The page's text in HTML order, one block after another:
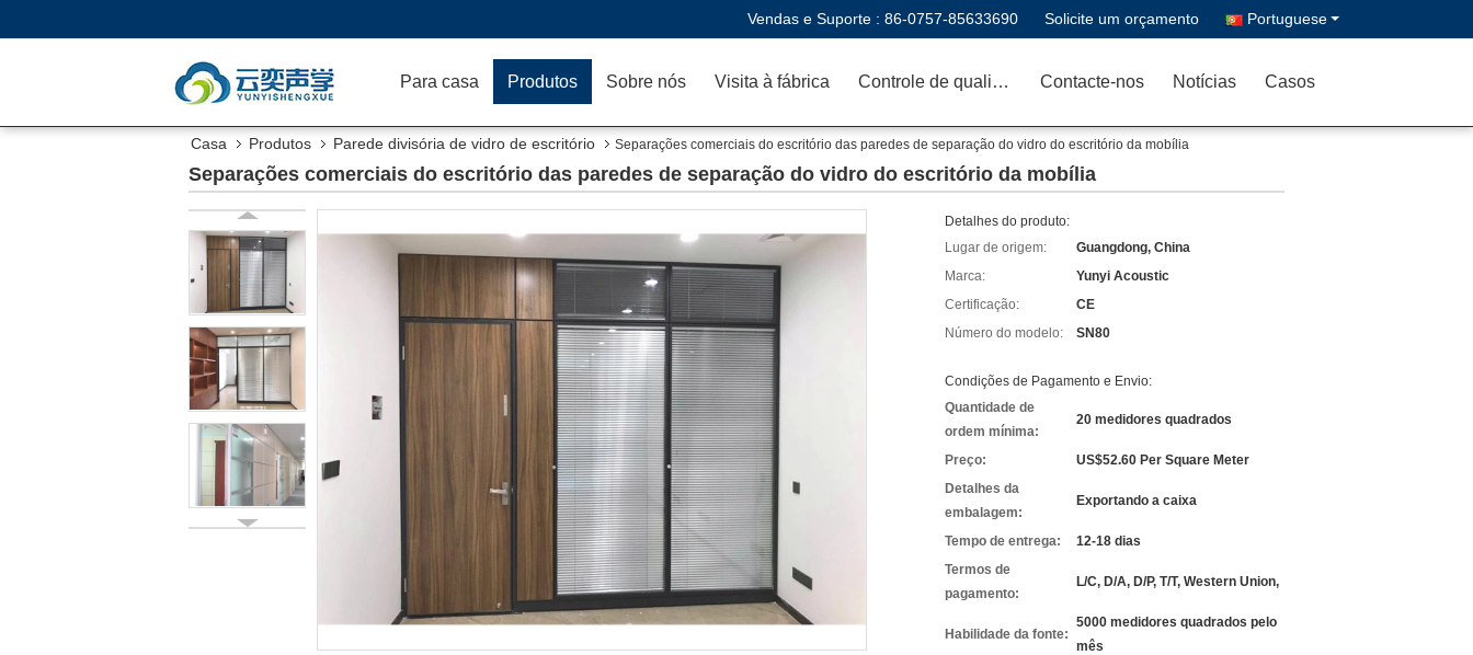
Vendas e Suporte : 86-0757-85633690 Solicite um orçamento Portuguese
Para casa Produtos Sobre nós Visita à fábrica Controle de qualidade Contacte-nos Notícias Casos
Casa Produtos Parede divisória de vidro de escritório Separações comerciais do escritório das paredes de separação do vidro do escritório da mobília
Separações comerciais do escritório das paredes de separação do vidro do escritório da mobília
Detalhes do produto:
Lugar de origem:
Guangdong, China
Marca:
Yunyi Acoustic
Certificação:
CE
Número do modelo:
SN80
Condições de Pagamento e Envio:
Quantidade de
ordem mínima:
20 medidores quadrados
Preço:
US$52.60 Per Square Meter
Detalhes da
embalagem:
Exportando a caixa
Tempo de entrega:
12-18 dias
Termos de
pagamento:
L/C, D/A, D/P, T/T, Western Union,
Habilidade da fonte:
5000 medidores quadrados pelo
mês